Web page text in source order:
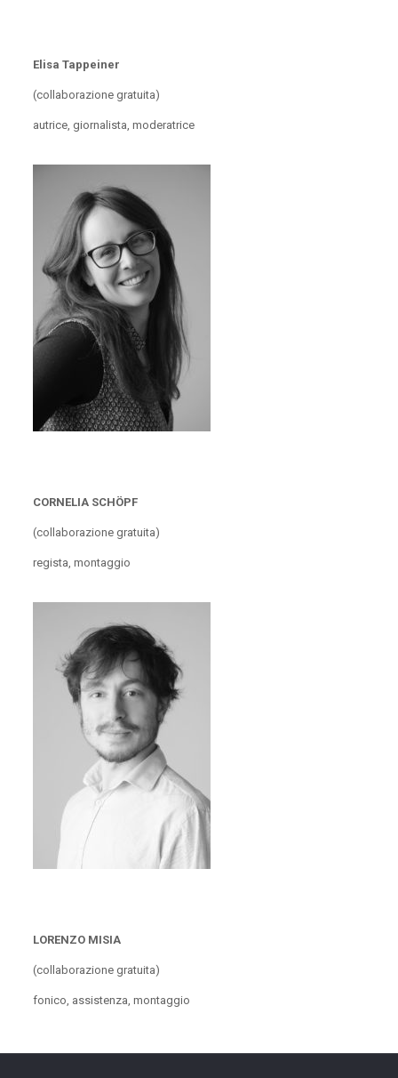
Elisa Tappeiner
(collaborazione gratuita)
autrice, giornalista, moderatrice
CORNELIA SCHÖPF
(collaborazione gratuita)
regista, montaggio
LORENZO MISIA
(collaborazione gratuita)
fonico, assistenza, montaggio